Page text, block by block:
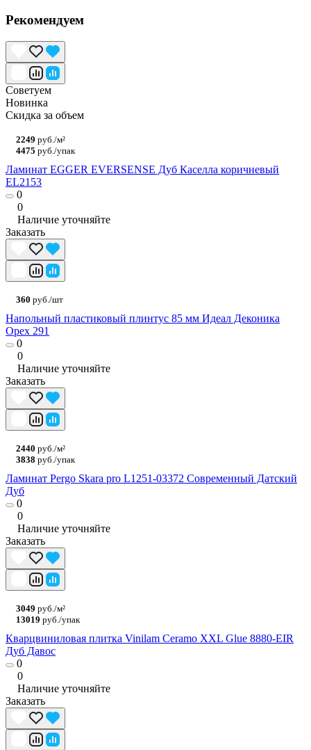
Рекомендуем
Советуем
Новинка
Скидка за объем
2249 руб./м²
4475 руб./упак
Ламинат EGGER EVERSENSE Дуб Каселла коричневый
EL2153
0
0
Наличие уточняйте
Заказать
360 руб./шт
Напольный пластиковый плинтус 85 мм Идеал Деконика
Орех 291
0
0
Наличие уточняйте
Заказать
2440 руб./м²
3838 руб./упак
Ламинат Pergo Skara pro L1251-03372 Современный Датский
Дуб
0
0
Наличие уточняйте
Заказать
3049 руб./м²
13019 руб./упак
Кварцвиниловая плитка Vinilam Ceramo XXL Glue 8880-EIR
Дуб Давос
0
0
Наличие уточняйте
Заказать